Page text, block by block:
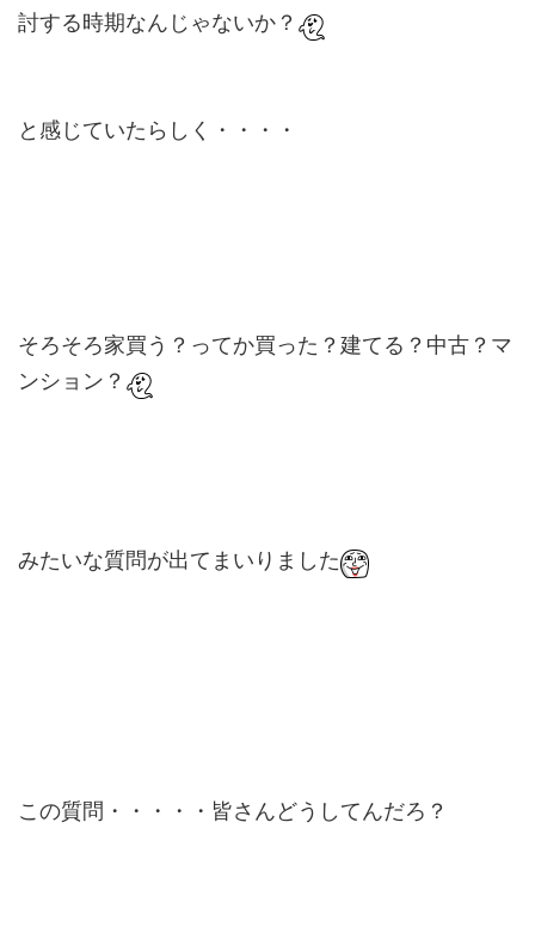
討する時期なんじゃないか？
と感じていたらしく・・・・
そろそろ家買う？ってか買った？建てる？中古？マ
ンション？
みたいな質問が出てまいりました
この質問・・・・・皆さんどうしてんだろ？